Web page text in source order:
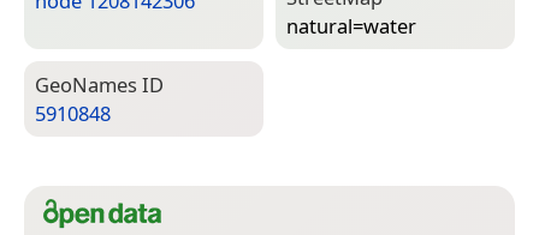
natural=­water
Geo­Names ID
5910848